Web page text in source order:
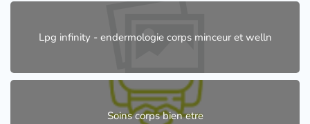
Lpg infinity - endermologie corps minceur et welln
Soins corps bien etre